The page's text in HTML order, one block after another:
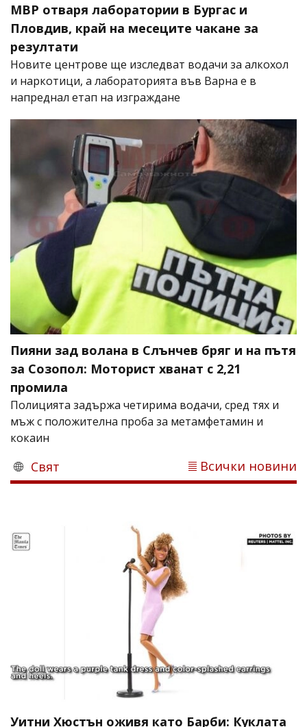
МВР отваря лаборатории в Бургас и
Пловдив, край на месеците чакане за
резултати
Новите центрове ще изследват водачи за алкохол
и наркотици, а лабораторията във Варна е в
напреднал етап на изграждане
Пияни зад волана в Слънчев бряг и на пътя
за Созопол: Моторист хванат с 2,21
промила
Полицията задържа четирима водачи, сред тях и
мъж с положителна проба за метамфетамин и
кокаин
Свят Всички новини
Уитни Хюстън оживя като Барби: Куклата